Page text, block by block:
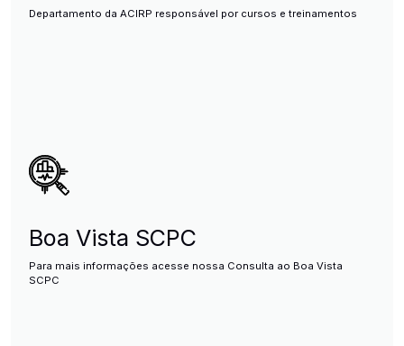
Departamento da ACIRP responsável por cursos e treinamentos
Boa Vista SCPC
Para mais informações acesse nossa Consulta ao Boa Vista
SCPC